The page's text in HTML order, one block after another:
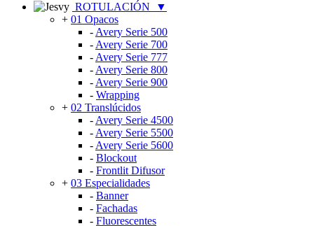
ROTULACIÓN
▼
+ 01 Opacos
- Avery Serie 500
- Avery Serie 700
- Avery Serie 777
- Avery Serie 800
- Avery Serie 900
- Wrapping
+ 02 Translúcidos
- Avery Serie 4500
- Avery Serie 5500
- Avery Serie 5600
- Blockout
- Frontlit Difusor
+ 03 Especialidades
- Banner
- Fachadas
- Fluorescentes